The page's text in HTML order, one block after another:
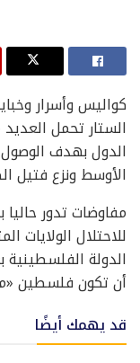
كواليس وأسرار
الستار تحمل
الدول بهدف
الأوسط ونزع فتيل
مفاوضات تدور
للاحتلال الولايات
الدولة
أن تكون فلسطين
قد يهمك أيضًا